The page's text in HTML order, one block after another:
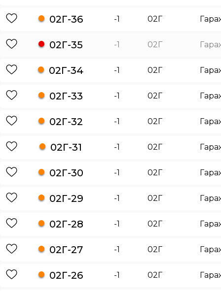
02Г-36 -1 02Г
02Г-35 -1 02Г
02Г-34 -1 02Г
02Г-33 -1 02Г
02Г-32 -1 02Г
02Г-31 -1 02Г
02Г-30 -1 02Г
02Г-29 -1 02Г
02Г-28 -1 02Г
02Г-27 -1 02Г
02Г-26 -1 02Г